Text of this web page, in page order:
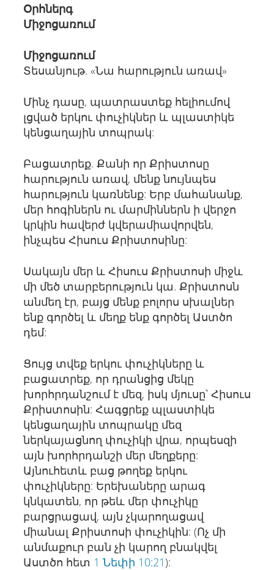
Օրհներգ
Միջոցառում
Միջոցառում
Տեսանյութ. «Նա հարություն առավ»
Մինչ դասը, պատրաստեք հելիումով
լցված երկու փուչիկներ և պլաստիկե
կենցաղային տոպրակ:
Բացատրեք. Քանի որ Քրիստոսը
հարություն առավ, մենք նույնպես
հարություն կառնենք: Երբ մահանանք,
մեր հոգիներն ու մարմիններն ի վերջո
կրկին հավերժ կվերամիավորվեն,
ինչպես Հիսուս Քրիստոսինը:
Սակայն մեր և Հիսուս Քրիստոսի միջև
մի մեծ տարբերություն կա. Քրիստոսն
անմեղ էր, բայց մենք բոլորս սխալներ
ենք գործել և մեղք ենք գործել Աստծո
դեմ:
Ցույց տվեք երկու փուչիկները և
բացատրեք, որ դրանցից մեկը
խորհրդանշում է մեզ, իսկ մյուսը՝ Հիսուս
Քրիստոսին: Հագցրեք պլաստիկե
կենցաղային տոպրակը մեզ
ներկայացնող փուչիկի վրա, որպեսզի
այն խորհրդանշի մեր մեղքերը:
Այնուհետև բաց թողեք երկու
փուչիկները: Երեխաները արագ
կնկատեն, որ թեև մեր փուչիկը
բարցրացավ, այն չկարողացավ
միանալ Քրիստոսի փուչիկին: (Ոչ մի
անմաքուր բան չի կարող բնակվել
Աստծո հետ 1 Նեփի 10:21):